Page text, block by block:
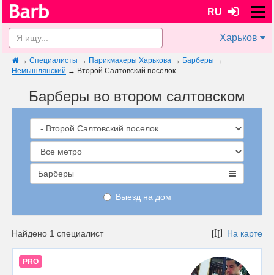
RU
Харьков
→ Специалисты → Парикмахеры Харькова → Барберы →
Немышлянский → Второй Салтовский поселок
Барберы во втором салтовском
Барберы
Выезд на дом
Найдено 1 специалист На карте
PRO